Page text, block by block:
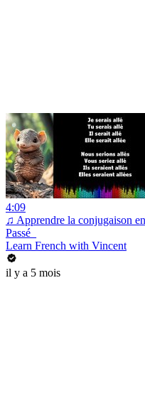
4:09
♫ Apprendre la conjugaison
Passé_
Learn French with Vincent
il y a 5 mois